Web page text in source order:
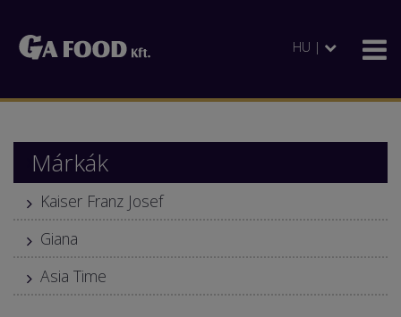
HU |
Márkák
Kaiser Franz Josef
Giana
Asia Time